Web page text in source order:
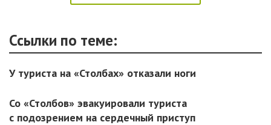
Ссылки по теме:
У туриста на «Столбах» отказали ноги
Со «Столбов» эвакуировали туриста
с подозрением на сердечный приступ